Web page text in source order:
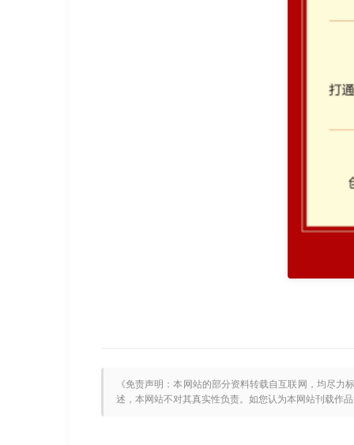
《免责声明：本网站的部分资料转载自互联网，均尽
述，本网站不对其真实性负责。如您认为本网站刊载作